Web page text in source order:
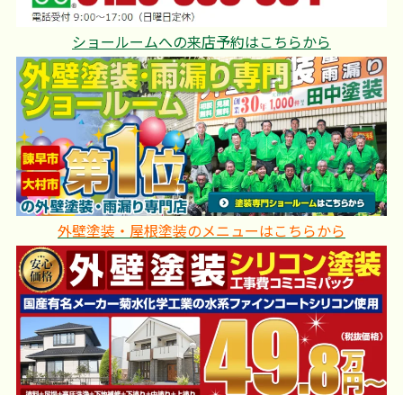
ショールームへの来店予約はこちらから
外壁塗装・屋根塗装のメニューはこちらから